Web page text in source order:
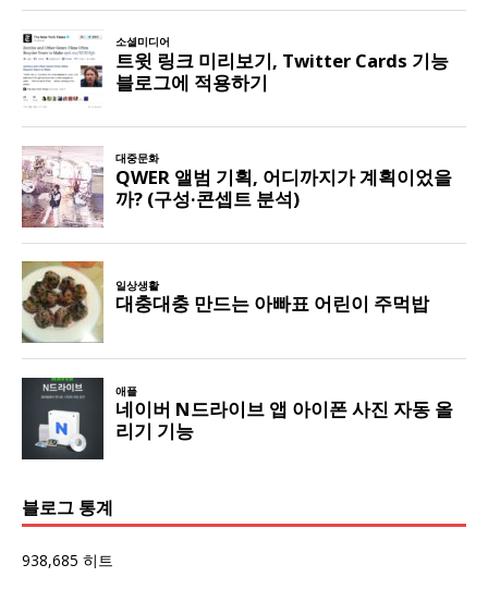
블로그 통계
938,685 히트